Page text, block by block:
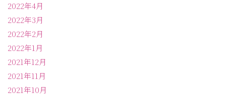
2022年4月
2022年3月
2022年2月
2022年1月
2021年12月
2021年11月
2021年10月